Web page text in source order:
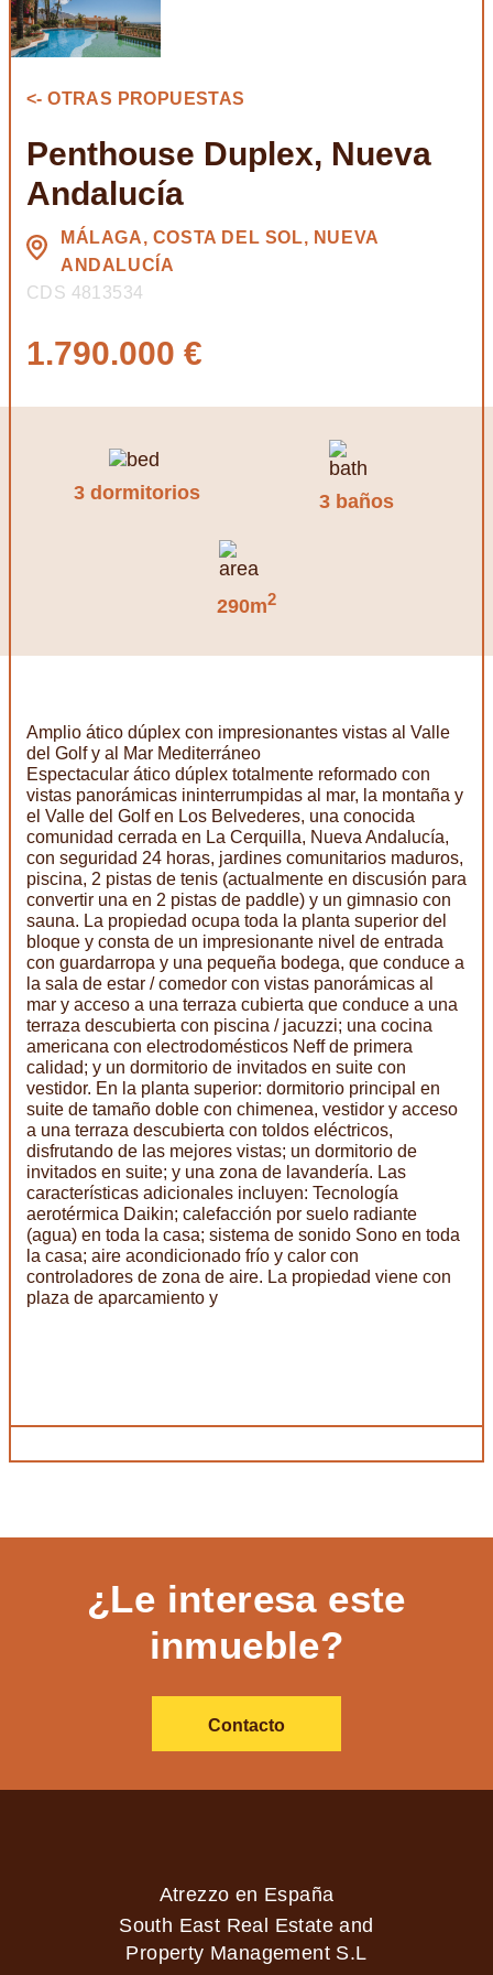
<- OTRAS PROPUESTAS
Penthouse Duplex, Nueva
Andalucía
MÁLAGA, COSTA DEL SOL, NUEVA
ANDALUCÍA
CDS 4813534
1.790.000 €
3 dormitorios 3 baños
290m2
Amplio ático dúplex con impresionantes vistas al Valle
del Golf y al Mar Mediterráneo
Espectacular ático dúplex totalmente reformado con
vistas panorámicas ininterrumpidas al mar, la montaña y
el Valle del Golf en Los Belvederes, una conocida
comunidad cerrada en La Cerquilla, Nueva Andalucía,
con seguridad 24 horas, jardines comunitarios maduros,
piscina, 2 pistas de tenis (actualmente en discusión para
convertir una en 2 pistas de paddle) y un gimnasio con
sauna. La propiedad ocupa toda la planta superior del
bloque y consta de un impresionante nivel de entrada
con guardarropa y una pequeña bodega, que conduce a
la sala de estar / comedor con vistas panorámicas al
mar y acceso a una terraza cubierta que conduce a una
terraza descubierta con piscina / jacuzzi; una cocina
americana con electrodomésticos Neff de primera
calidad; y un dormitorio de invitados en suite con
vestidor. En la planta superior: dormitorio principal en
suite de tamaño doble con chimenea, vestidor y acceso
a una terraza descubierta con toldos eléctricos,
disfrutando de las mejores vistas; un dormitorio de
invitados en suite; y una zona de lavandería. Las
características adicionales incluyen: Tecnología
aerotérmica Daikin; calefacción por suelo radiante
(agua) en toda la casa; sistema de sonido Sono en toda
la casa; aire acondicionado frío y calor con
controladores de zona de aire. La propiedad viene con
plaza de aparcamiento y
¿Le interesa este
inmueble?
Contacto
Atrezzo en España
South East Real Estate and
Property Management S.L